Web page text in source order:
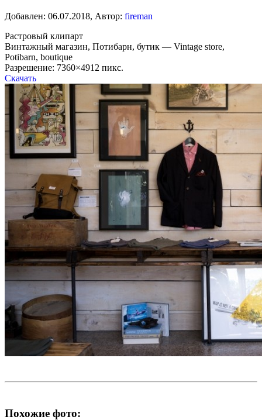
Добавлен: 06.07.2018, Автор: fireman
Растровый клипарт
Винтажный магазин, Потибарн, бутик — Vintage store,
Potibarn, boutique
Разрешение: 7360×4912 пикс.
Скачать
Похожие фото: